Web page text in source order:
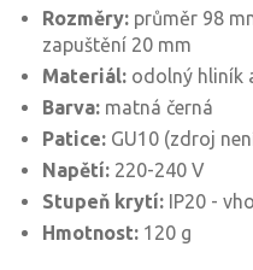
Rozměry: průměr 98
zapuštění 20 mm
Materiál: odolný hliník
Barva: matná černá
Patice: GU10 (zdroj
Napětí: 220-240 V
Stupeň krytí: IP20 -
Hmotnost: 120 g